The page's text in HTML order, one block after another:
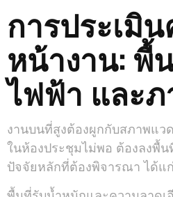
การประเมิ
หน้างาน: พื้
ไฟฟ้า และภ
งานบนที่สูงต้องผูกกับสภาพแว
ในห้องประชุมไม่พอ ต้องลงพื้
ปัจจัยหลักที่ต้องพิจารณา ได้แก่